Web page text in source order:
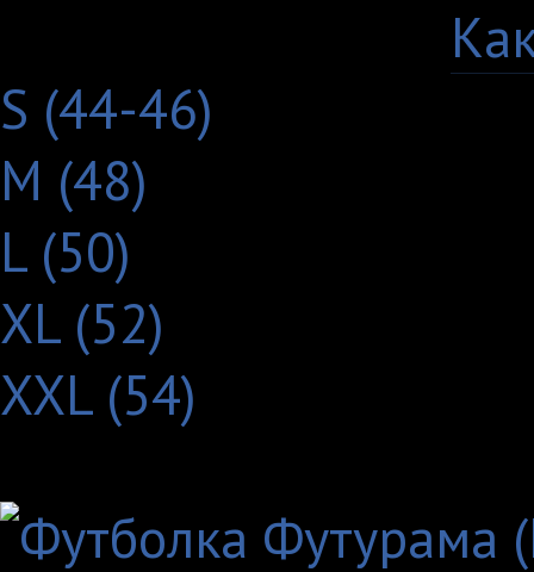
S (44-46)
M (48)
L (50)
XL (52)
XXL (54)